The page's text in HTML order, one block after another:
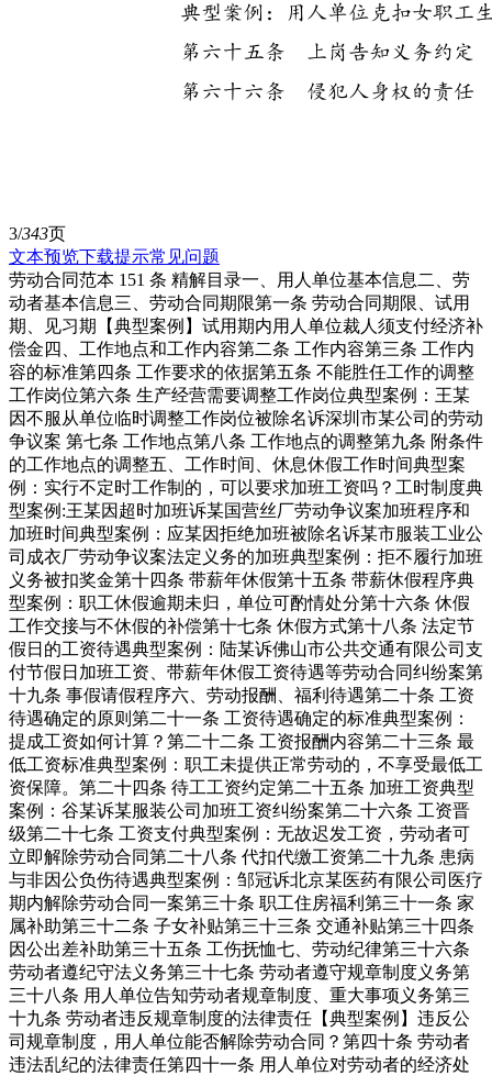
3/343页
文本预览下载提示常见问题
劳动合同范本 151 条 精解目录一、用人单位基本信息二、劳
动者基本信息三、劳动合同期限第一条 劳动合同期限、试用
期、见习期【典型案例】试用期内用人单位裁人须支付经济补
偿金四、工作地点和工作内容第二条 工作内容第三条 工作内
容的标准第四条 工作要求的依据第五条 不能胜任工作的调整
工作岗位第六条 生产经营需要调整工作岗位典型案例：王某
因不服从单位临时调整工作岗位被除名诉深圳市某公司的劳动
争议案 第七条 工作地点第八条 工作地点的调整第九条 附条件
的工作地点的调整五、工作时间、休息休假工作时间典型案
例：实行不定时工作制的，可以要求加班工资吗？工时制度典
型案例:王某因超时加班诉某国营丝厂劳动争议案加班程序和
加班时间典型案例：应某因拒绝加班被除名诉某市服装工业公
司成衣厂劳动争议案法定义务的加班典型案例：拒不履行加班
义务被扣奖金第十四条 带薪年休假第十五条 带薪休假程序典
型案例：职工休假逾期未归，单位可酌情处分第十六条 休假
工作交接与不休假的补偿第十七条 休假方式第十八条 法定节
假日的工资待遇典型案例：陆某诉佛山市公共交通有限公司支
付节假日加班工资、带薪年休假工资待遇等劳动合同纠纷案第
十九条 事假请假程序六、劳动报酬、福利待遇第二十条 工资
待遇确定的原则第二十一条 工资待遇确定的标准典型案例：
提成工资如何计算？第二十二条 工资报酬内容第二十三条 最
低工资标准典型案例：职工未提供正常劳动的，不享受最低工
资保障。第二十四条 待工工资约定第二十五条 加班工资典型
案例：谷某诉某服装公司加班工资纠纷案第二十六条 工资晋
级第二十七条 工资支付典型案例：无故迟发工资，劳动者可
立即解除劳动合同第二十八条 代扣代缴工资第二十九条 患病
与非因公负伤待遇典型案例：邹冠诉北京某医药有限公司医疗
期内解除劳动合同一案第三十条 职工住房福利第三十一条 家
属补助第三十二条 子女补贴第三十三条 交通补贴第三十四条
因公出差补助第三十五条 工伤抚恤七、劳动纪律第三十六条
劳动者遵纪守法义务第三十七条 劳动者遵守规章制度义务第
三十八条 用人单位告知劳动者规章制度、重大事项义务第三
十九条 劳动者违反规章制度的法律责任【典型案例】违反公
司规章制度，用人单位能否解除劳动合同？第四十条 劳动者
违法乱纪的法律责任第四十一条 用人单位对劳动者的经济处